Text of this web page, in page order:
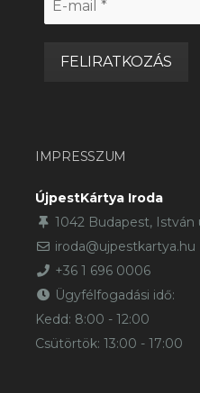
mail
*
IMPRESSZUM
ÚjpestKártya Iroda
1042 Budapest, István
iroda@ujpestkartya.hu
+36 1 696 0006
Ügyfélfogadási idő:
Kedd: 8:00 - 12:00
Csütörtök: 13:00 - 17:00